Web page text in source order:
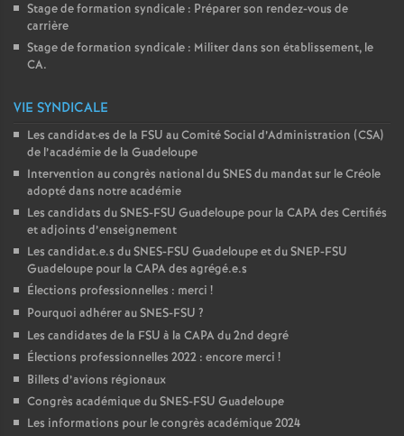
Stage de formation syndicale : Préparer son rendez-vous de
carrière
Stage de formation syndicale : Militer dans son établissement, le
CA.
VIE SYNDICALE
Les candidat·es de la FSU au Comité Social d’Administration (CSA)
de l’académie de la Guadeloupe
Intervention au congrès national du SNES du mandat sur le Créole
adopté dans notre académie
Les candidats du SNES-FSU Guadeloupe pour la CAPA des Certifiés
et adjoints d’enseignement
Les candidat.e.s du SNES-FSU Guadeloupe et du SNEP-FSU
Guadeloupe pour la CAPA des agrégé.e.s
Élections professionnelles : merci !
Pourquoi adhérer au SNES-FSU ?
Les candidates de la FSU à la CAPA du 2nd degré
Élections professionnelles 2022 : encore merci !
Billets d’avions régionaux
Congrès académique du SNES-FSU Guadeloupe
Les informations pour le congrès académique 2024